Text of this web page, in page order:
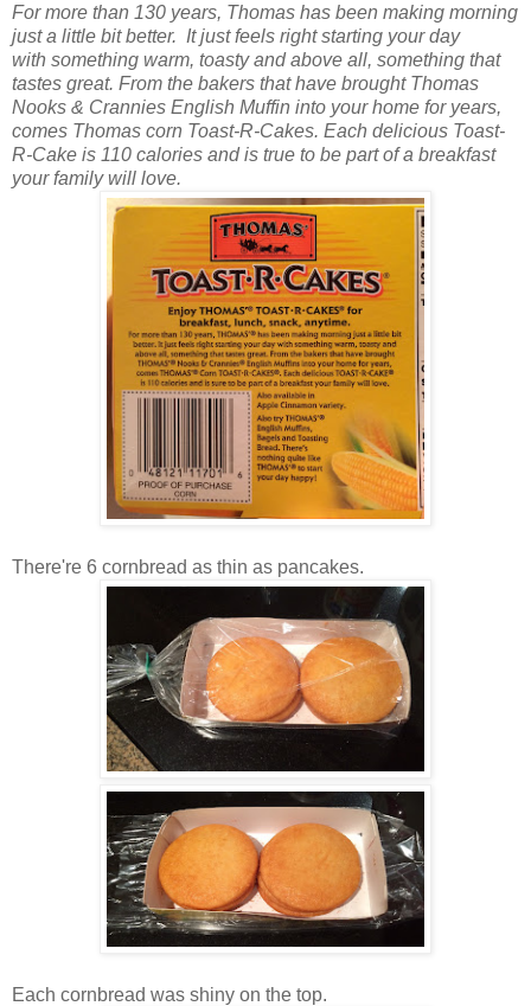
For more than 130 years, Thomas has been making morning
just a little bit better. It just feels right starting your day
with something warm, toasty and above all, something that
tastes great. From the bakers that have brought Thomas
Nooks & Crannies English Muffin into your home for years,
comes Thomas corn Toast-R-Cakes. Each delicious Toast-
R-Cake is 110 calories and is true to be part of a breakfast
your family will love.
There're 6 cornbread as thin as pancakes.
Each cornbread was shiny on the top.